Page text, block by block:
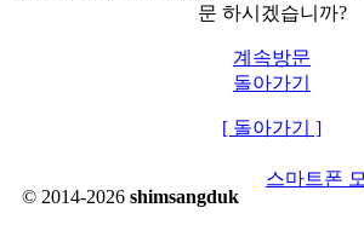
문 하시겠습니까?
계속방문
돌아가기
[ 돌아가기 ]
© 2014-2026 shimsangduk
스마트폰